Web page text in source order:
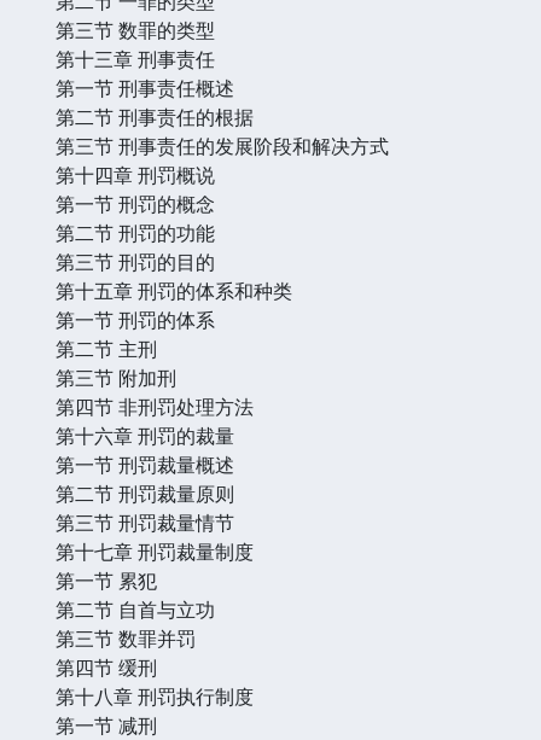
第三节 数罪的类型
第十三章 刑事责任
第一节 刑事责任概述
第二节 刑事责任的根据
第三节 刑事责任的发展阶段和解决方式
第十四章 刑罚概说
第一节 刑罚的概念
第二节 刑罚的功能
第三节 刑罚的目的
第十五章 刑罚的体系和种类
第一节 刑罚的体系
第二节 主刑
第三节 附加刑
第四节 非刑罚处理方法
第十六章 刑罚的裁量
第一节 刑罚裁量概述
第二节 刑罚裁量原则
第三节 刑罚裁量情节
第十七章 刑罚裁量制度
第一节 累犯
第二节 自首与立功
第三节 数罪并罚
第四节 缓刑
第十八章 刑罚执行制度
第一节 减刑